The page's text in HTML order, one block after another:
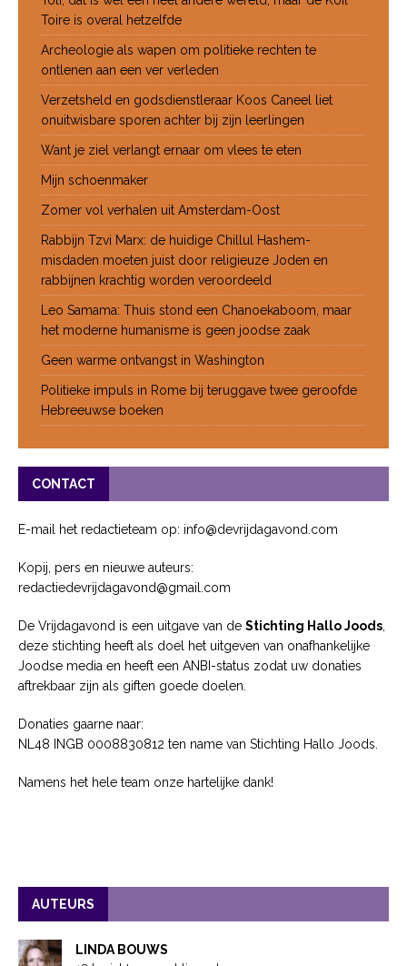
Toire is overal hetzelfde
Archeologie als wapen om politieke rechten te
ontlenen aan een ver verleden
Verzetsheld en godsdienstleraar Koos Caneel liet
onuitwisbare sporen achter bij zijn leerlingen
Want je ziel verlangt ernaar om vlees te eten
Mijn schoenmaker
Zomer vol verhalen uit Amsterdam-Oost
Rabbijn Tzvi Marx: de huidige Chillul Hashem-
misdaden moeten juist door religieuze Joden en
rabbijnen krachtig worden veroordeeld
Leo Samama: Thuis stond een Chanoekaboom, maar
het moderne humanisme is geen joodse zaak
Geen warme ontvangst in Washington
Politieke impuls in Rome bij teruggave twee geroofde
Hebreeuwse boeken
CONTACT
E-mail het redactieteam op: info@devrijdagavond.com
Kopij, pers en nieuwe auteurs:
redactiedevrijdagavond@gmail.com
De Vrijdagavond is een uitgave van de Stichting Hallo Joods
deze stichting heeft als doel het uitgeven van onafhankelijke
Joodse media en heeft een ANBI-status zodat uw donaties
aftrekbaar zijn als giften goede doelen.
Donaties gaarne naar:
NL48 INGB 0008830812 ten name van Stichting Hallo Joods.
Namens het hele team onze hartelijke dank!
AUTEURS
LINDA BOUWS